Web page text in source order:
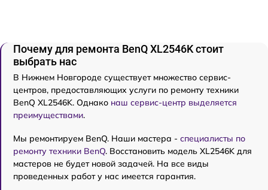
Почему для ремонта BenQ XL2546K стоит
выбрать нас
В Нижнем Новгороде существует множество сервис-
центров, предоставляющих услуги по ремонту техники
BenQ XL2546K. Однако наш сервис-центр выделяется
преимуществами.
Мы ремонтируем BenQ. Наши мастера - специалисты по
ремонту техники BenQ. Восстановить модель XL2546K для
мастеров не будет новой задачей. На все виды
проведенных работ у нас имеется гарантия.